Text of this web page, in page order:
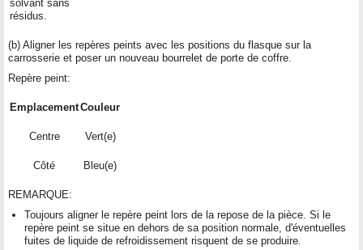
solvant sans
résidus.
(b) Aligner les repères peints avec les positions du flasque sur la
carrosserie et poser un nouveau bourrelet de porte de coffre.
Repère peint:
EmplacementCouleur
Centre Vert(e)
Côté Bleu(e)
REMARQUE:
Toujours aligner le repère peint lors de la repose de la pièce. Si le
repère peint se situe en dehors de sa position normale, d'éventuelles
fuites de liquide de refroidissement risquent de se produire.